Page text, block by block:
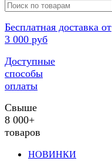
Бесплатная доставка от
3 000 руб
Доступные
способы
оплаты
Свыше
8 000+
товаров
НОВИНКИ